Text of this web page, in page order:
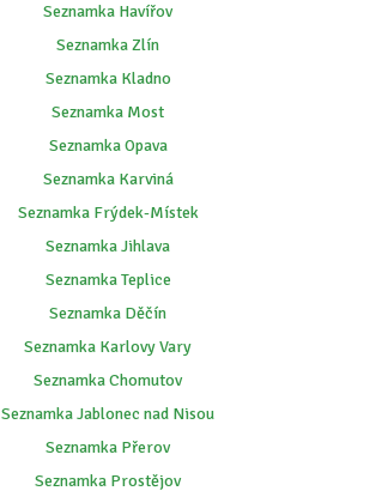
Seznamka Havířov
Seznamka Zlín
Seznamka Kladno
Seznamka Most
Seznamka Opava
Seznamka Karviná
Seznamka Frýdek-Místek
Seznamka Jihlava
Seznamka Teplice
Seznamka Děčín
Seznamka Karlovy Vary
Seznamka Chomutov
Seznamka Jablonec nad Nisou
Seznamka Přerov
Seznamka Prostějov